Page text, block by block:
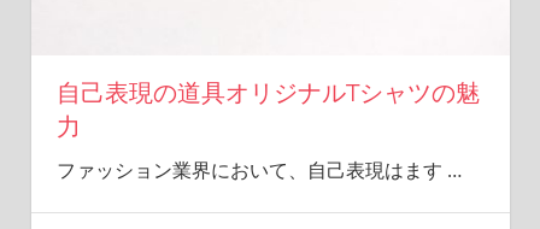
自己表現の道具オリジナルTシャツの魅
力
ファッション業界において、自己表現はます …